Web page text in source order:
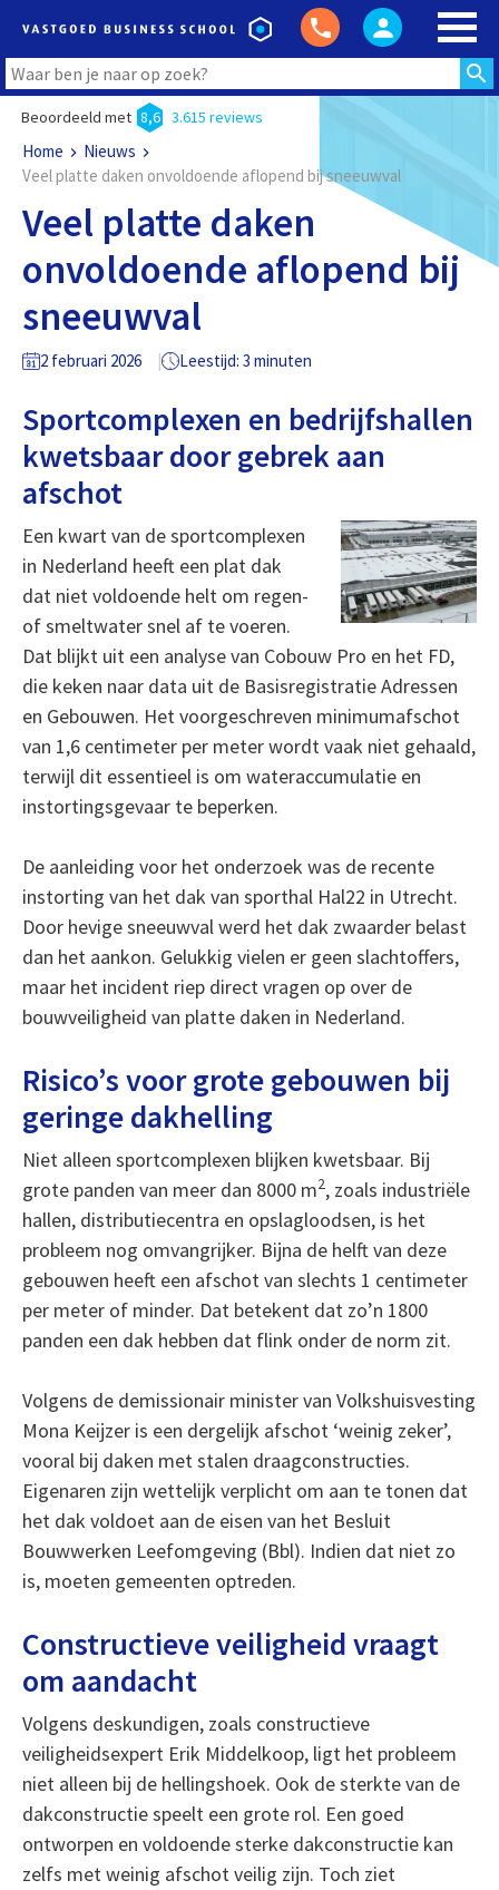
Beoordeeld met 8,6 3.615 reviews
Home
Nieuws
Veel platte daken onvoldoende aflopend bij sneeuwval
Veel platte daken
onvoldoende aflopend bij
sneeuwval
2 februari 2026 Leestijd: 3 minuten
Sportcomplexen en bedrijfshallen
kwetsbaar door gebrek aan
afschot
Een kwart van de sportcomplexen
in Nederland heeft een plat dak
dat niet voldoende helt om regen-
of smeltwater snel af te voeren.
Dat blijkt uit een analyse van Cobouw Pro en het FD,
die keken naar data uit de Basisregistratie Adressen
en Gebouwen. Het voorgeschreven minimumafschot
van 1,6 centimeter per meter wordt vaak niet gehaald,
terwijl dit essentieel is om wateraccumulatie en
instortingsgevaar te beperken.
De aanleiding voor het onderzoek was de recente
instorting van het dak van sporthal Hal22 in Utrecht.
Door hevige sneeuwval werd het dak zwaarder belast
dan het aankon. Gelukkig vielen er geen slachtoffers,
maar het incident riep direct vragen op over de
bouwveiligheid van platte daken in Nederland.
Risico’s voor grote gebouwen bij
geringe dakhelling
Niet alleen sportcomplexen blijken kwetsbaar. Bij
grote panden van meer dan 8000 m2, zoals industriële
hallen, distributiecentra en opslagloodsen, is het
probleem nog omvangrijker. Bijna de helft van deze
gebouwen heeft een afschot van slechts 1 centimeter
per meter of minder. Dat betekent dat zo’n 1800
panden een dak hebben dat flink onder de norm zit.
Volgens de demissionair minister van Volkshuisvesting
Mona Keijzer is een dergelijk afschot ‘weinig zeker’,
vooral bij daken met stalen draagconstructies.
Eigenaren zijn wettelijk verplicht om aan te tonen dat
het dak voldoet aan de eisen van het Besluit
Bouwwerken Leefomgeving (Bbl). Indien dat niet zo
is, moeten gemeenten optreden.
Constructieve veiligheid vraagt
om aandacht
Volgens deskundigen, zoals constructieve
veiligheidsexpert Erik Middelkoop, ligt het probleem
niet alleen bij de hellingshoek. Ook de sterkte van de
dakconstructie speelt een grote rol. Een goed
ontworpen en voldoende sterke dakconstructie kan
zelfs met weinig afschot veilig zijn. Toch ziet